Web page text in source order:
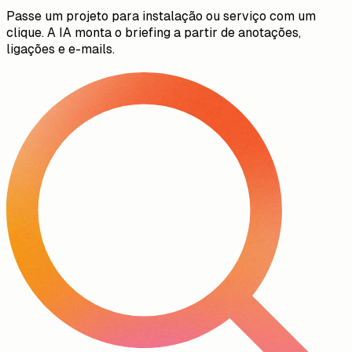
Passe um projeto para instalação ou serviço com um
clique. A IA monta o briefing a partir de anotações,
ligações e e-mails.